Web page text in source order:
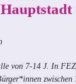
von 7-14 J. In
zwischen